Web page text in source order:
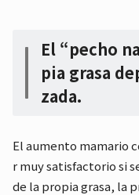
El “pecho
pia grasa
zada.
El aumento mamario
r muy satisfactorio si
de la propia grasa, la